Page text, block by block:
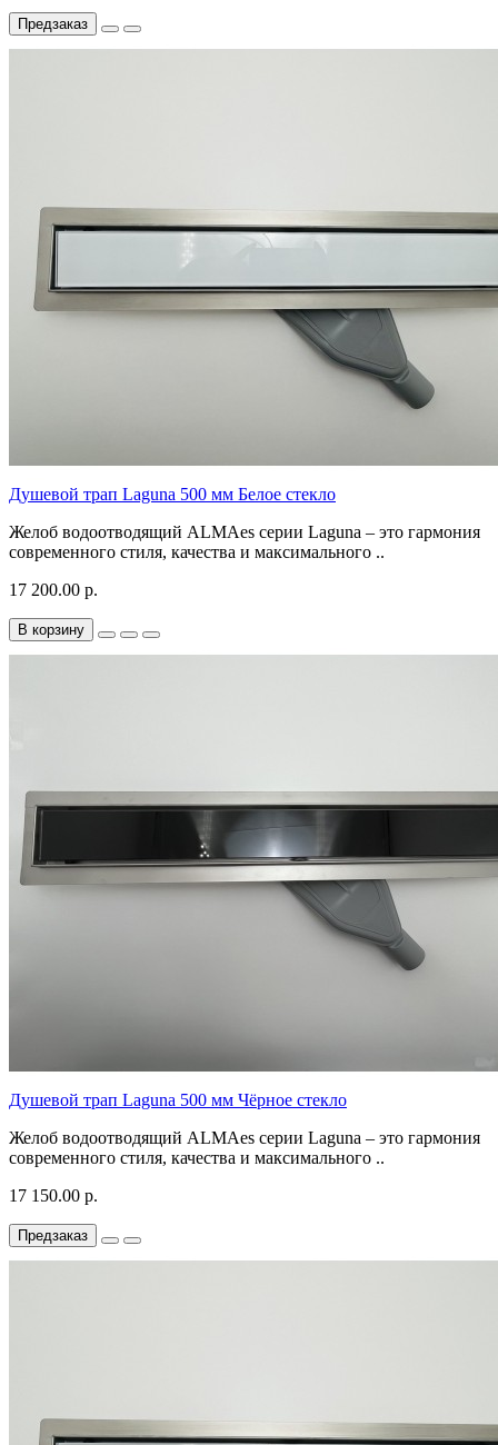
Предзаказ
Душевой трап Laguna 500 мм Белое стекло
Желоб водоотводящий ALMAes серии Laguna – это гармония
современного стиля, качества и максимального ..
17 200.00 р.
В корзину
Душевой трап Laguna 500 мм Чёрное стекло
Желоб водоотводящий ALMAes серии Laguna – это гармония
современного стиля, качества и максимального ..
17 150.00 р.
Предзаказ